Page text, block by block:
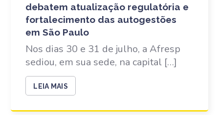
debatem atualização regulatória e
fortalecimento das autogestões
em São Paulo
Nos dias 30 e 31 de julho, a Afresp
sediou, em sua sede, na capital […]
LEIA MAIS